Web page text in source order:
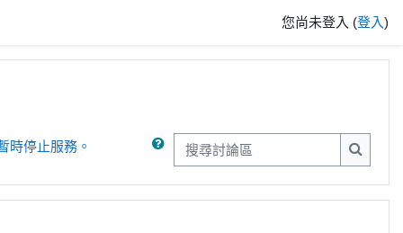
您尚未登入 (登入 )
時停止服務。
搜尋討論區
搜尋討